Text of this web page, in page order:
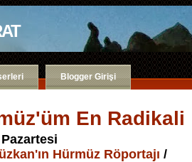
Blogger Girişi
En Radikali
Hürmüz Röportajı /